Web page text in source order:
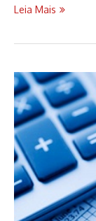
Leia Mais